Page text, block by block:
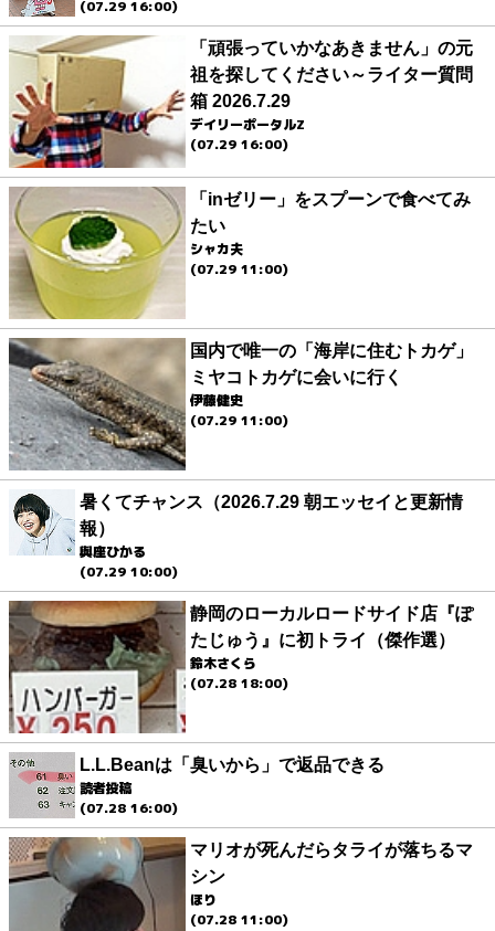
(07.29 16:00)
「頑張っていかなあきません」の元
祖を探してください～ライター質問
箱 2026.7.29
デイリーポータルZ
(07.29 16:00)
「inゼリー」をスプーンで食べてみ
たい
シャカ夫
(07.29 11:00)
国内で唯一の「海岸に住むトカゲ」
ミヤコトカゲに会いに行く
伊藤健史
(07.29 11:00)
暑くてチャンス（2026.7.29 朝エッセイと更新情
報）
與座ひかる
(07.29 10:00)
静岡のローカルロードサイド店『ぽ
たじゅう』に初トライ（傑作選）
鈴木さくら
(07.28 18:00)
L.L.Beanは「臭いから」で返品できる
読者投稿
(07.28 16:00)
マリオが死んだらタライが落ちるマ
シン
ほり
(07.28 11:00)